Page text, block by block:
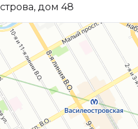
дом 48